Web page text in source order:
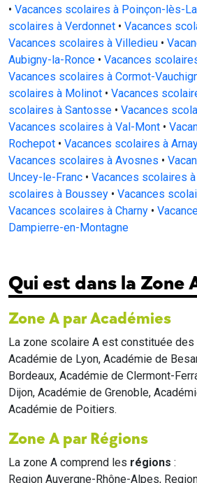
• Vacances scolaires à Poinçon-lès-
scolaires à Verdonnet • Vacances
Vacances scolaires à Villedieu •
Aubigny-la-Ronce • Vacances
Vacances scolaires à Cormot-
scolaires à Molinot • Vacances
scolaires à Santosse • Vacances
Vacances scolaires à Val-Mont •
Rochepot • Vacances scolaires à
Vacances scolaires à Avosnes •
Uncey-le-Franc • Vacances scolaires
scolaires à Boussey • Vacances
Vacances scolaires à Charny •
Dampierre-en-Montagne
Qui est dans la Zone
Zone A par Académies
La zone scolaire A est constituée des
Académie de Lyon, Académie de
Bordeaux, Académie de Clermont-
Dijon, Académie de Grenoble,
Académie de Poitiers.
Zone A par Régions
La zone A comprend les régions :
Region Auvergne-Rhône-Alpes,